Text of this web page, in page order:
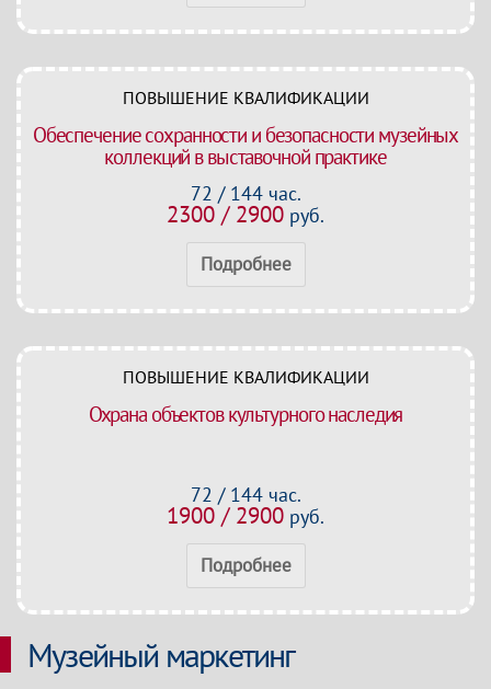
ПОВЫШЕНИЕ КВАЛИФИКАЦИИ
Обеспечение сохранности и безопасности музейных
коллекций в выставочной практике
72 / 144 час.
2300 / 2900 руб.
Подробнее
ПОВЫШЕНИЕ КВАЛИФИКАЦИИ
Охрана объектов культурного наследия
72 / 144 час.
1900 / 2900 руб.
Подробнее
Музейный маркетинг